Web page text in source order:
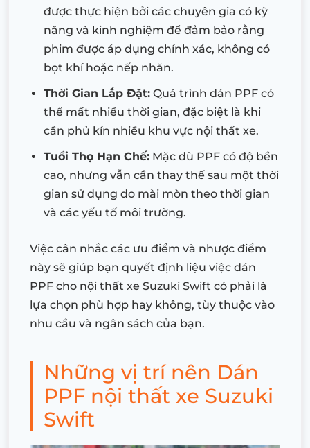
được thực hiện bởi các chuyên gia có kỹ
năng và kinh nghiệm để đảm bảo rằng
phim được áp dụng chính xác, không có
bọt khí hoặc nếp nhăn.
Thời Gian Lắp Đặt: Quá trình dán PPF có
thể mất nhiều thời gian, đặc biệt là khi
cần phủ kín nhiều khu vực nội thất xe.
Tuổi Thọ Hạn Chế: Mặc dù PPF có độ bền
cao, nhưng vẫn cần thay thế sau một thời
gian sử dụng do mài mòn theo thời gian
và các yếu tố môi trường.
Việc cân nhắc các ưu điểm và nhược điểm
này sẽ giúp bạn quyết định liệu việc dán
PPF cho nội thất xe Suzuki Swift có phải là
lựa chọn phù hợp hay không, tùy thuộc vào
nhu cầu và ngân sách của bạn.
Những vị trí nên Dán
PPF nội thất xe Suzuki
Swift